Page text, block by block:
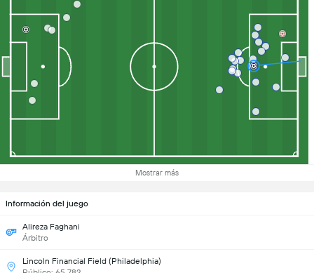
Mostrar más
Información del juego
Alireza Faghani
Árbitro
Lincoln Financial Field (Philadelphia)